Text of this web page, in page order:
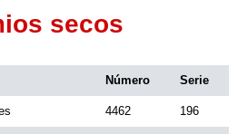
secos
Número Serie
4462 196